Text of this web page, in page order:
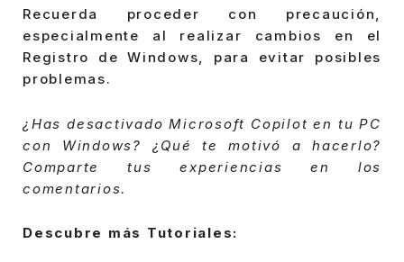
Recuerda proceder con precaución,
especialmente al realizar cambios en el
Registro de Windows, para evitar posibles
problemas.
¿Has desactivado Microsoft Copilot en tu PC
con Windows? ¿Qué te motivó a hacerlo?
Comparte tus experiencias en los
comentarios.
Descubre más Tutoriales: